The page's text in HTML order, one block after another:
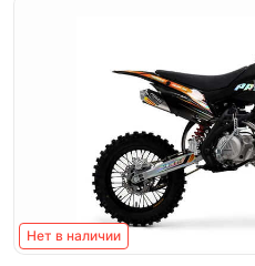
Нет в наличии